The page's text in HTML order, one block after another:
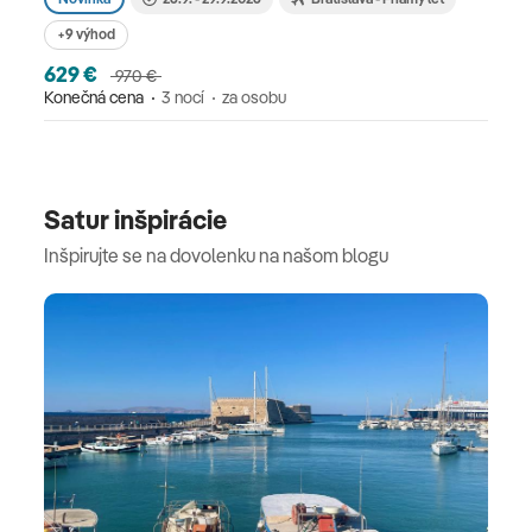
+9 výhod
629 €
970 €
Konečná cena
3 nocí za osobu
Satur inšpirácie
Inšpirujte se na dovolenku na našom blogu